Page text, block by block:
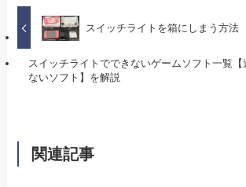
スイッチライトを箱にしまう方法
スイッチライトでできないゲームソフト一覧【
ないソフト】を解説
関連記事